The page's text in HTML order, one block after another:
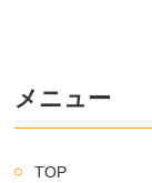
メニュー
TOP